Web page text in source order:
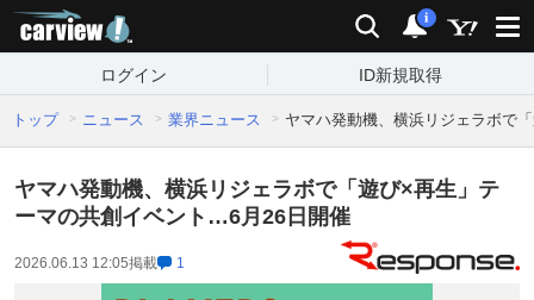
検索 通知
i
ログイン ID新規取得
トップ ニュース 業界ニュース ヤマハ発動機、横浜リジェラボで
ヤマハ発動機、横浜リジェラボで「遊び×再生」テ
ーマの共創イベント…6月26日開催
2026.06.13 12:05掲載 1